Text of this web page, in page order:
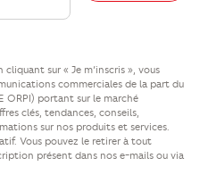
sur « Je m’inscris », vous
commerciales de la part du
ORPI) portant sur le marché
clés, tendances, conseils,
sur nos produits et services.
Vous pouvez le retirer à tout
présent dans nos e-mails ou via